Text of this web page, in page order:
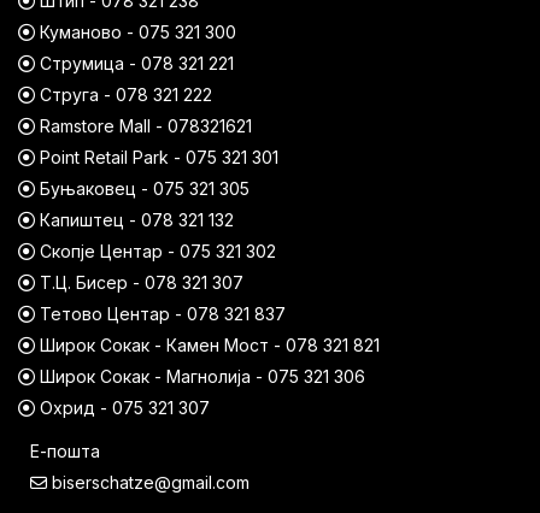
Куманово - 075 321 300
Струмица - 078 321 221
Струга - 078 321 222
Ramstore Mall - 078321621
Point Retail Park - 075 321 301
Буњаковец - 075 321 305
Капиштец - 078 321 132
Скопје Центар - 075 321 302
Т.Ц. Бисер - 078 321 307
Тетово Центар - 078 321 837
Широк Сокак - Камен Мост - 078 321 821
Широк Сокак - Магнолија - 075 321 306
Охрид - 075 321 307
Е-пошта
biserschatze@gmail.com